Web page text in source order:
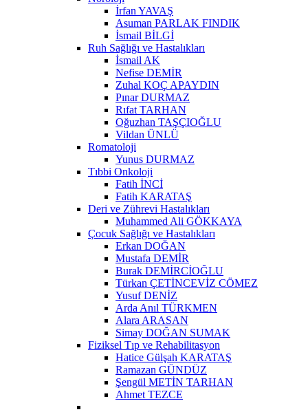
İrfan YAVAŞ
Asuman PARLAK FINDIK
İsmail BİLGİ
Ruh Sağlığı ve Hastalıkları
İsmail AK
Nefise DEMİR
Zuhal KOÇ APAYDIN
Pınar DURMAZ
Rıfat TARHAN
Oğuzhan TAŞÇIOĞLU
Vildan ÜNLÜ
Romatoloji
Yunus DURMAZ
Tıbbi Onkoloji
Fatih İNCİ
Fatih KARATAŞ
Deri ve Zührevi Hastalıkları
Muhammed Ali GÖKKAYA
Çocuk Sağlığı ve Hastalıkları
Erkan DOĞAN
Mustafa DEMİR
Burak DEMİRCİOĞLU
Türkan ÇETİNCEVİZ CÖMEZ
Yusuf DENİZ
Arda Anıl TÜRKMEN
Alara ARASAN
Simay DOĞAN SUMAK
Fiziksel Tıp ve Rehabilitasyon
Hatice Gülşah KARATAŞ
Ramazan GÜNDÜZ
Şengül METİN TARHAN
Ahmet TEZCE